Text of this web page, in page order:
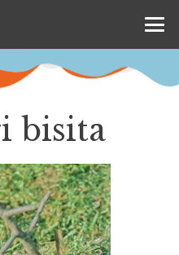
bisita